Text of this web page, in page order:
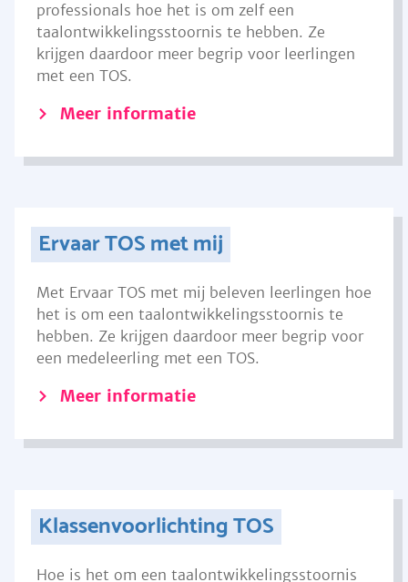
professionals hoe het is om zelf een
taalontwikkelingsstoornis te hebben. Ze
krijgen daardoor meer begrip voor leerlingen
met een TOS.
Meer informatie
Ervaar TOS met mij
Met Ervaar TOS met mij beleven leerlingen hoe
het is om een taalontwikkelingsstoornis te
hebben. Ze krijgen daardoor meer begrip voor
een medeleerling met een TOS.
Meer informatie
Klassenvoorlichting TOS
Hoe is het om een taalontwikkelingsstoornis